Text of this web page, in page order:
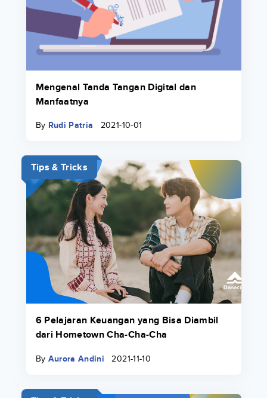
Mengenal Tanda Tangan Digital dan
Manfaatnya
By Rudi Patria 2021-10-01
Tips & Tricks
6 Pelajaran Keuangan yang Bisa Diambil
dari Hometown Cha-Cha-Cha
By Aurora Andini 2021-11-10